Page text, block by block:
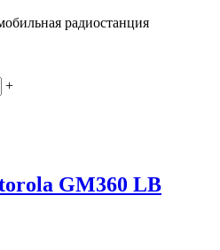
радиостанция
+
GM360 LB